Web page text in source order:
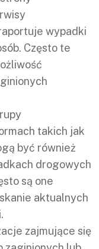
wypadki
Często te
takich jak
być również
drogowych
są one
aktualnych
zajmujące się